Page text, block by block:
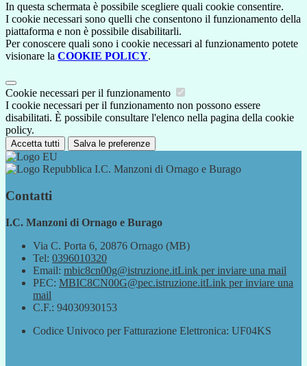
In questa schermata è possibile scegliere quali cookie consentire.
I cookie necessari sono quelli che consentono il funzionamento della
piattaforma e non è possibile disabilitarli.
Per conoscere quali sono i cookie necessari al funzionamento potete
visionare la COOKIE POLICY.
Cookie necessari per il funzionamento
I cookie necessari per il funzionamento non possono essere
disabilitati. È possibile consultare l'elenco nella pagina della cookie
policy.
Accetta tutti Salva le preferenze
I.C. Manzoni di Ornago e Burago
Contatti
I.C. Manzoni di Ornago e Burago
Via C. Porta 6, 20876 Ornago (MB)
Tel: 0396010320
Email: mbic8cn00g@istruzione.itLink per inviare una mail
PEC: MBIC8CN00G@pec.istruzione.itLink per inviare una
mail
C.F.: 94030930153
Codice Univoco per Fatturazione Elettronica: UF04KS